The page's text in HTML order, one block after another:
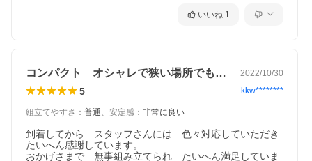
いいね 1
コンパクト オシャレで狭い場所でもピッタリ 2022/10/30
5 kkw********
組立てやすさ ： 普通、 安定感 ： 非常に良い
到着してから　スタッフさんには　色々対応していただき
たいへん感謝しています。
おかげさまで　無事組み立てられ　たいへん満足していま